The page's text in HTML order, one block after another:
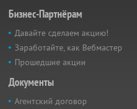
Бизнес-Партнёрам
Давайте сделаем акцию!
Заработайте, как Вебмастер
Прошедшие акции
Документы
Агентский договор